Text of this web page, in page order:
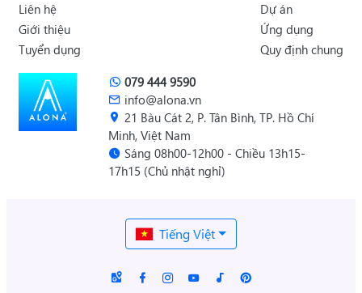
079 444 9590
info@alona.vn
21 Bàu Cát 2, P. Tân Bình, TP. Hồ Chí
Minh, Việt Nam
Sáng 08h00-12h00 - Chiều 13h15-
17h15 (Chủ nhật nghỉ)
Liên hệ
Giới thiệu
Tuyển dụng
Dự án
Ứng dụng
Quy định chung
Tiếng Việt